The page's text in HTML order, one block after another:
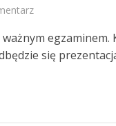
egzaminem.
się